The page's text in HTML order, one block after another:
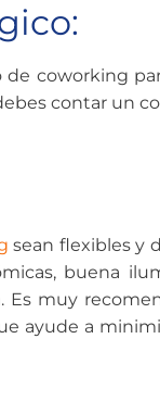
coworking
contar un
sean flexibles y
buena
Es muy
ayude a